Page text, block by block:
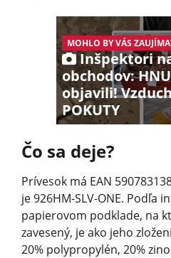
MOHLO BY VÁS
Inšpektori
obchodov:
objavili!
POKUTY
Čo sa deje?
Prívesok má EAN
je 926HM-SLV-ONE. Podľa
papierovom podklade, na
zavesený, je ako jeho
20% polypropylén, 20%